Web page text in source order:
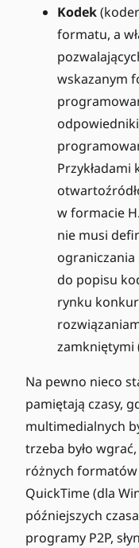
Kodek
formatu, a
wskazanym
Przykładami
w formacie
nie musi
ograniczania
do popisu
rynku
zamkniętymi
Na pewno nieco
pamiętają czasy,
multimedialnych
trzeba było
różnych
QuickTime (dla
późniejszych
programy P2P,